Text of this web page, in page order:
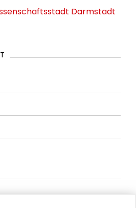
Darmstadt